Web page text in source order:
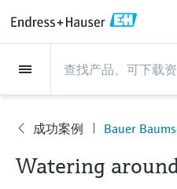
现场仪表
流量
物位测量
流量
电磁流量计
科里奥利质量流量计
物位测量
雷达物位测量
Vibronic point level
液体分析
pH电极和变送器
电导率传感器和变送器
温度测量
温度变送器
工业温度计
压力测量
绝压和表压测量
差压测量
系统产品
数据管理仪&数据记录仪
过程测控仪
光学分析
TDLAS和QF分析仪
拉曼光谱分析仪
Netilion IIoT
Netilion Value
Netilion Health
服务产品
Project and commissioning
技术支持服务
Project and
services
仪表调试服务
技术支持服务
远程技术支持
远程资产监控
仪表维护
验证服务
现场仪表校准服务
仪表性能优化服务
校准报告分析
优化校准间隔时间
行业应用
食品与饮料
水务和环境：保护 —— 节
支持
快速获取服务支持！
技术支持中心 —— Endress+Hauser
位服务，与您相伴前行
公司
Endress+Hauser集团
生产中心
Endress+Hauser集团
公司概况
Endress+Hauser在中国
生产中心
物位和压力测量
Endress+Hauser流量
集团实力
过程安全性
网络安全性
新闻与案例
新闻与案例总览
所有文章
活动和培训
培训
研讨会
您的Endress+Hauser
涯
Explore open positions
司
成功案例 Bauer
Watering